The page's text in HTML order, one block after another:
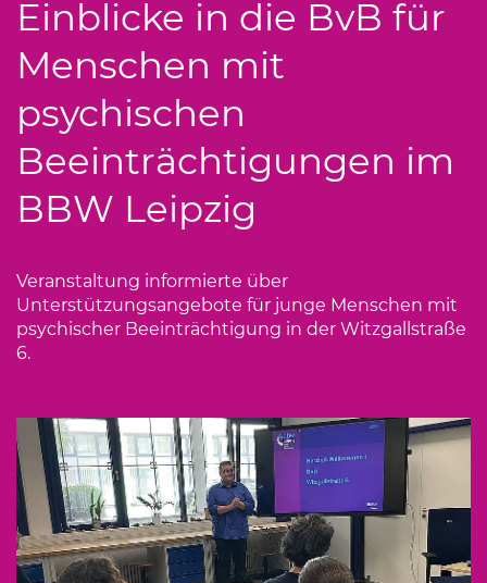
Einblicke in die BvB für
Menschen mit
psychischen
Beeinträchtigungen im
BBW Leipzig
Veranstaltung informierte über
Unterstützungsangebote für junge Menschen mit
psychischer Beeinträchtigung in der Witzgallstraße
6.